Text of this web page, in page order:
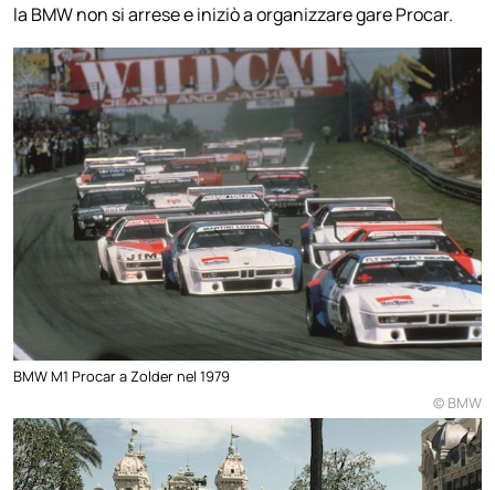
la BMW non si arrese e iniziò a organizzare gare Procar.
BMW M1 Procar a Zolder nel 1979
© BMW